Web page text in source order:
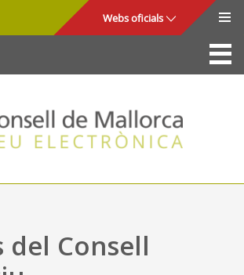
Webs oficials
La Seu
Consell de Mallorca
Accés i seguretat
Utilitats
del Consell